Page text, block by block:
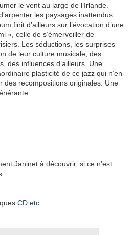
le vent au large de l’Irlande.
les paysages inattendus
finit d’ailleurs sur l’évocation d’une
», celle de s’émerveiller de
Les séductions, les surprises
de leur culture musicale, des
des influences d’ailleurs. Une
plasticité de ce jazz qui n’en
des recompositions originales. Une
Janinet à découvrir, si ce n'est
CD etc